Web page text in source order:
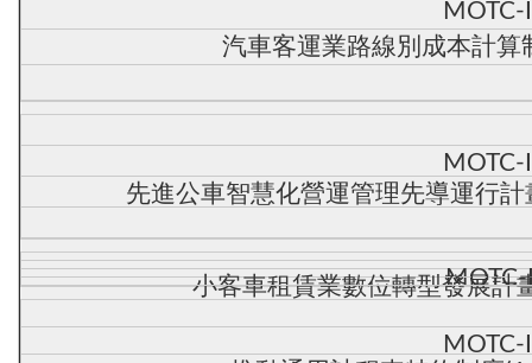
汽車客運業路線別成本計
先進公車智慧化營運管理先導運行
小客車租賃業數位轉型發展計